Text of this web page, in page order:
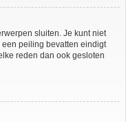
sluiten. Je kunt niet
peiling bevatten eindigt
reden dan ook gesloten